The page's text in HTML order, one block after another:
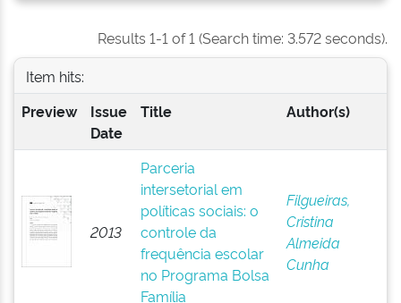
Results 1-1 of 1 (Search time: 3.572 seconds).
Item hits:
Preview
Issue
Date
Title Author(s)
2013
Parceria
intersetorial em
políticas sociais: o
controle da
frequência escolar
no Programa Bolsa
Família
Filgueiras,
Cristina
Almeida
Cunha